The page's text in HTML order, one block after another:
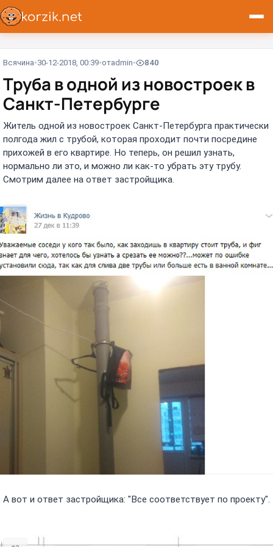
Всячина 30-12-2018, 00:39 отadmin 840
Труба в одной из новостроек в
Санкт-Петербурге
Житель одной из новостроек Санкт-Петербурга практически
полгода жил с трубой, которая проходит почти посредине
прихожей в его квартире. Но теперь, он решил узнать,
нормально ли это, и можно ли как-то убрать эту трубу.
Смотрим далее на ответ застройщика.
#1
А вот и ответ застройщика: "Все соответствует по проекту".